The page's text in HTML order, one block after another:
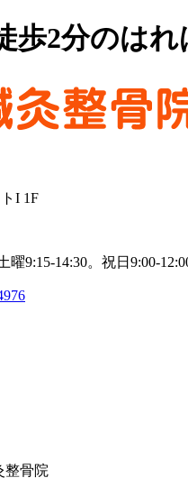
歩2分のは
I 1F
整骨院